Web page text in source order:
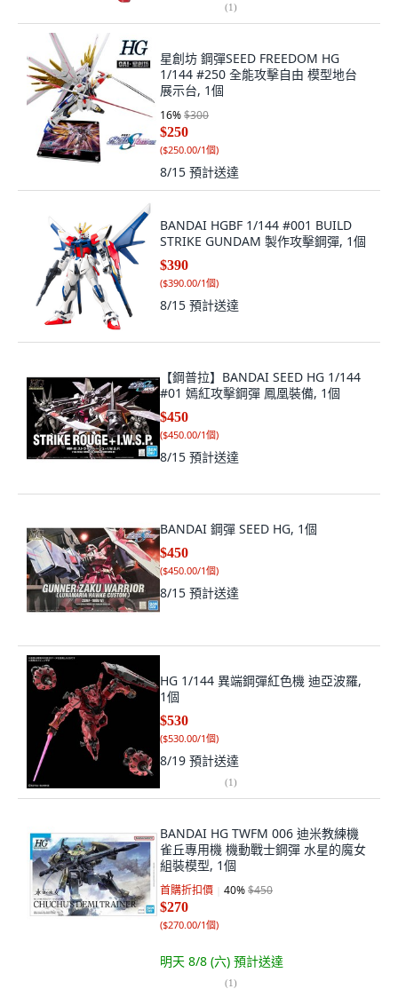
(1)
星創坊 鋼彈SEED FREEDOM HG
1/144 #250 全能攻擊自由 模型地台
展示台, 1個
16%$300
$250
($250.00/1個)
8/15 預計送達
BANDAI HGBF 1/144 #001 BUILD
STRIKE GUNDAM 製作攻擊鋼彈, 1個
$390
($390.00/1個)
8/15 預計送達
【鋼普拉】BANDAI SEED HG 1/144
#01 嫣紅攻擊鋼彈 鳳凰裝備, 1個
$450
($450.00/1個)
8/15 預計送達
BANDAI 鋼彈 SEED HG, 1個
$450
($450.00/1個)
8/15 預計送達
HG 1/144 異端鋼彈紅色機 迪亞波羅,
1個
$530
($530.00/1個)
8/19 預計送達
(1)
BANDAI HG TWFM 006 迪米教練機
雀丘專用機 機動戰士鋼彈 水星的魔女
組裝模型, 1個
首購折扣價 40%$450
$270
($270.00/1個)
明天 8/8 (六) 預計送達
(1)